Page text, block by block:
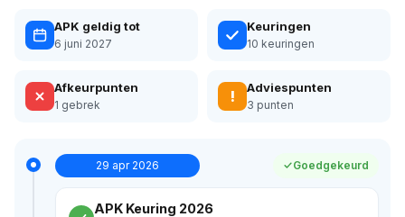
APK geldig tot
6 juni 2027
Keuringen
10 keuringen
Afkeurpunten
1 gebrek ! Adviespunten
3 punten
29 apr 2026 Goedgekeurd
APK Keuring 2026